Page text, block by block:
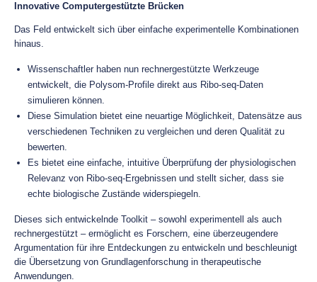
Innovative Computergestützte Brücken
Das Feld entwickelt sich über einfache experimentelle Kombinationen
hinaus.
Wissenschaftler haben nun rechnergestützte Werkzeuge
entwickelt, die Polysom-Profile direkt aus Ribo-seq-Daten
simulieren können.
Diese Simulation bietet eine neuartige Möglichkeit, Datensätze aus
verschiedenen Techniken zu vergleichen und deren Qualität zu
bewerten.
Es bietet eine einfache, intuitive Überprüfung der physiologischen
Relevanz von Ribo-seq-Ergebnissen und stellt sicher, dass sie
echte biologische Zustände widerspiegeln.
Dieses sich entwickelnde Toolkit – sowohl experimentell als auch
rechnergestützt – ermöglicht es Forschern, eine überzeugendere
Argumentation für ihre Entdeckungen zu entwickeln und beschleunigt
die Übersetzung von Grundlagenforschung in therapeutische
Anwendungen.